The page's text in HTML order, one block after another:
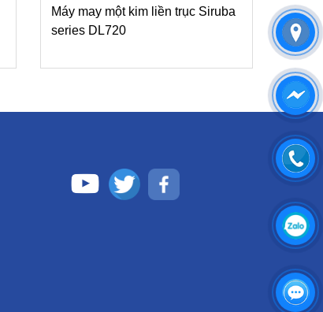
Máy may một kim liền trục Siruba
series DL720